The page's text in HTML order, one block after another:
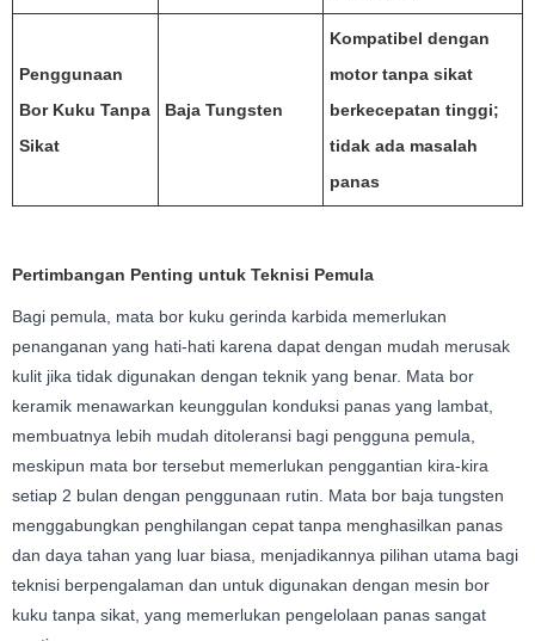
Penggunaan
Bor Kuku Tanpa
Sikat
Baja Tungsten
Kompatibel dengan
motor tanpa sikat
berkecepatan tinggi;
tidak ada masalah
panas
Pertimbangan Penting untuk Teknisi Pemula
Bagi pemula, mata bor kuku gerinda karbida memerlukan
penanganan yang hati-hati karena dapat dengan mudah merusak
kulit jika tidak digunakan dengan teknik yang benar. Mata bor
keramik menawarkan keunggulan konduksi panas yang lambat,
membuatnya lebih mudah ditoleransi bagi pengguna pemula,
meskipun mata bor tersebut memerlukan penggantian kira-kira
setiap 2 bulan dengan penggunaan rutin. Mata bor baja tungsten
menggabungkan penghilangan cepat tanpa menghasilkan panas
dan daya tahan yang luar biasa, menjadikannya pilihan utama bagi
teknisi berpengalaman dan untuk digunakan dengan mesin bor
kuku tanpa sikat, yang memerlukan pengelolaan panas sangat